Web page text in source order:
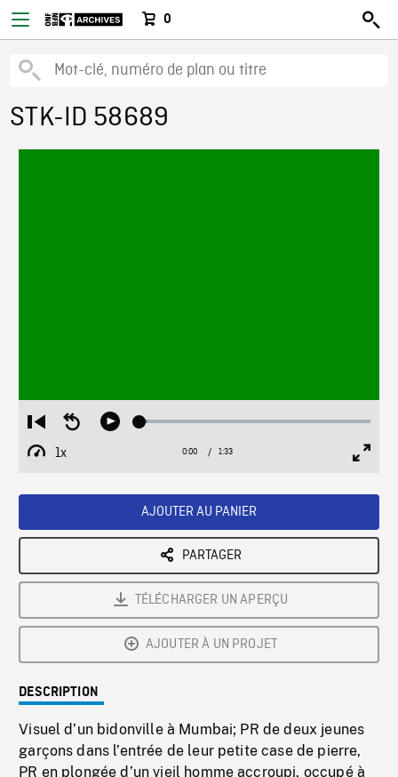
0
STK-ID 58689
Restart
from
beginning
Seek
Play Loaded:
1x
Playback
Current
0:00 / Duration
1:33
AJOUTER AU PANIER
PARTAGER
TÉLÉCHARGER UN APERÇU
AJOUTER À UN PROJET
DESCRIPTION
Visuel d’un bidonville à Mumbai; PR de deux jeunes
garçons dans l’entrée de leur petite case de pierre,
PR en plongée d’un vieil homme accroupi, occupé à